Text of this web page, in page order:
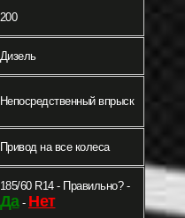
200
Дизель
Непосредственный впрыск
Привод на все колеса
185/60 R14 - Правильно? -
Да- Нет